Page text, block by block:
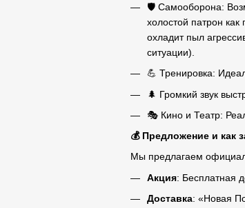
🛡️ Самооборона:
холостой патрон
охладит пыл
ситуации).
💪 Тренировка:
🌲 Громкий звук
🎭 Кино и Театр:
💰 Предложение и как
Мы предлагаем
Акция: Бесплатная
Доставка: «Новая